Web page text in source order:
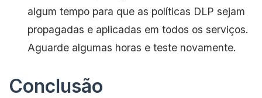
algum tempo para que as políticas DLP sejam
propagadas e aplicadas em todos os serviços.
Aguarde algumas horas e teste novamente.
Conclusão